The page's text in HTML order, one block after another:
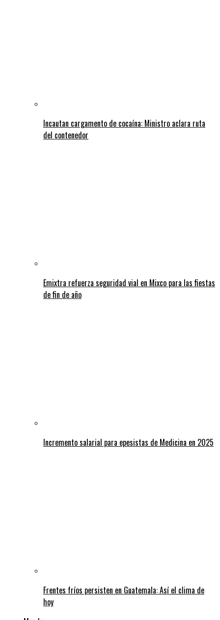
Incautan cargamento de cocaína: Ministro aclara ruta
del contenedor
Emixtra refuerza seguridad vial en Mixco para las fiestas
de fin de año
Incremento salarial para epesistas de Medicina en 2025
Frentes fríos persisten en Guatemala: Así el clima de
hoy